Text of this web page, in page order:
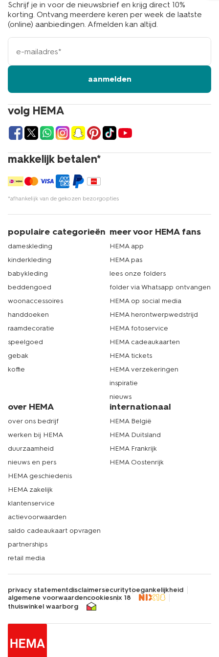
volg HEMA
makkelijk betalen*
*afhankelijk van de gekozen bezorgopties
Schrijf je in voor de nieuwsbrief en krijg direct 10%
korting. Ontvang meerdere keren per week de laatste
(online) aanbiedingen. Afmelden kan altijd.
e-
mailadres
aanmelden
populaire categorieën
dameskleding
kinderkleding
babykleding
beddengoed
woonaccessoires
handdoeken
raamdecoratie
speelgoed
gebak
koffie
meer voor HEMA fans
HEMA app
HEMA pas
lees onze folders
folder via Whatsapp ontvangen
HEMA op social media
HEMA herontwerpwedstrijd
HEMA fotoservice
HEMA cadeaukaarten
HEMA tickets
HEMA verzekeringen
inspiratie
nieuws
over HEMA
over ons bedrijf
werken bij HEMA
duurzaamheid
nieuws en pers
HEMA geschiedenis
HEMA zakelijk
klantenservice
actievoorwaarden
saldo cadeaukaart opvragen
partnerships
retail media
internationaal
HEMA België
HEMA Duitsland
HEMA Frankrijk
HEMA Oostenrijk
privacy statementdisclaimersecuritytoegankelijkheid
algemene voorwaardencookiesnix 18
thuiswinkel waarborg